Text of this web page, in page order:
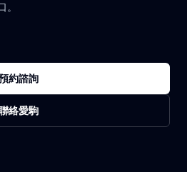
約諮詢
絡愛駒